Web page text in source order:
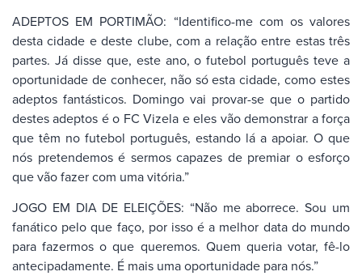
ADEPTOS EM PORTIMÃO: “Identifico-me com os valores
desta cidade e deste clube, com a relação entre estas três
partes. Já disse que, este ano, o futebol português teve a
oportunidade de conhecer, não só esta cidade, como estes
adeptos fantásticos. Domingo vai provar-se que o partido
destes adeptos é o FC Vizela e eles vão demonstrar a força
que têm no futebol português, estando lá a apoiar. O que
nós pretendemos é sermos capazes de premiar o esforço
que vão fazer com uma vitória.”
JOGO EM DIA DE ELEIÇÕES: “Não me aborrece. Sou um
fanático pelo que faço, por isso é a melhor data do mundo
para fazermos o que queremos. Quem queria votar, fê-lo
antecipadamente. É mais uma oportunidade para nós.”